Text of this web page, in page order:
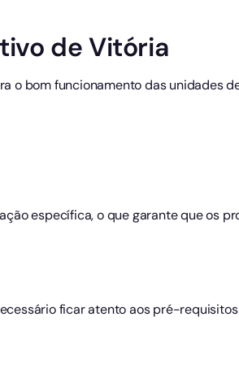
de Vitória
o bom funcionamento das unidades
específica, o que garante que os
ficar atento aos pré-